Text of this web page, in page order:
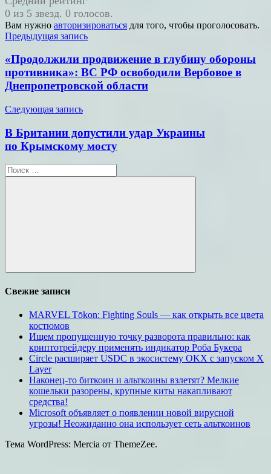
0 из 5 звезд. 0 голосов.
Вам нужно авторизироваться для того, чтобы проголосовать.
Навигация
по
записям
Предыдущая запись
«Продолжили продвижение в глубину обороны
противника»: ВС РФ освободили Вербовое в
Днепропетровской области
Следующая запись
В Британии допустили удар Украины
по Крымскому мосту
Поиск
для:
Поиск
Свежие записи
MARVEL Tōkon: Fighting Souls — как открыть все цвета
костюмов
Ищем пропущенную точку разворота правильно: как
криптотрейдеру применять индикатор Роба Букера
Circle расширяет USDC в экосистему OKX с запуском X
Layer
Наконец-то биткоин и альткоины взлетят? Мелкие
кошельки разорены, крупные киты накапливают
средства!
Microsoft объявляет о появлении новой вирусной
угрозы! Неожиданно она использует сеть альткоинов
Тема WordPress: Mercia от ThemeZee.